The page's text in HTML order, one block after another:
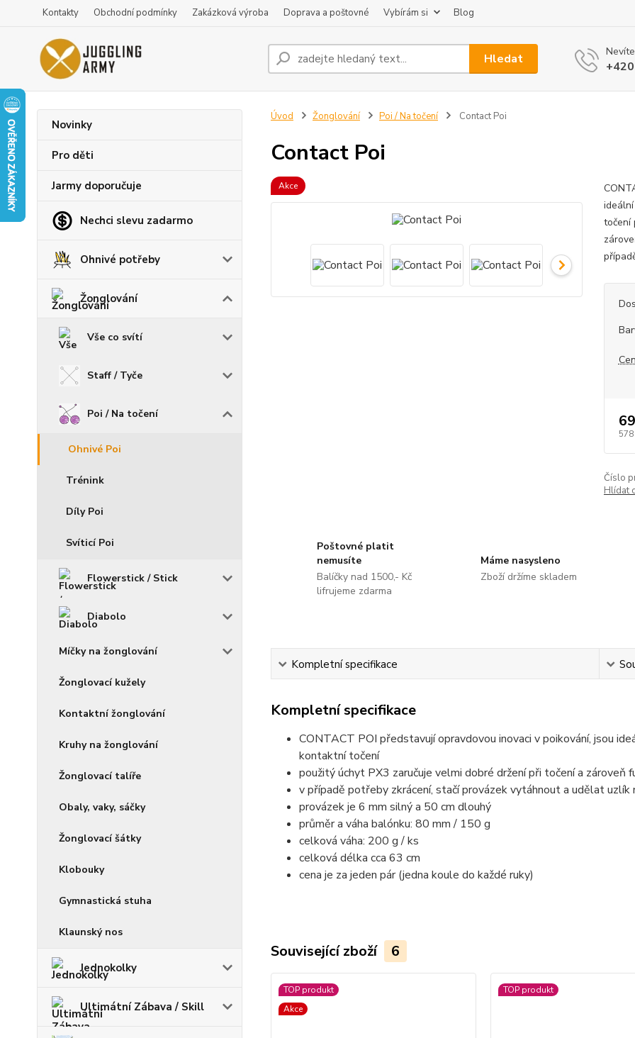
Kontakty Obchodní podmínky Zakázková výroba Doprava a poštovné Vybírám si Blog
Hledat
Novinky
Pro děti
Jarmy doporučuje
Nechci slevu zadarmo
Ohnivé potřeby
Žonglování
Vše co svítí
Staff / Tyče
Poi / Na točení
Ohnivé Poi
Trénink
Díly Poi
Svíticí Poi
Flowerstick / Stick
Diabolo
Míčky na žonglování
Žonglovací kužely
Kontaktní žonglování
Kruhy na žonglování
Žonglovací talíře
Obaly, vaky, sáčky
Žonglovací šátky
Klobouky
Gymnastická stuha
Klaunský nos
Jednokolky
Ultimátní Zábava / Skill
Úvod Žonglování Poi / Na točení Contact Poi
Contact Poi
Akce
točení
578
Číslo
Hlídat
Poštovné platit
nemusíte
Balíčky nad 1500,- Kč
lifrujeme zdarma
Máme nasysleno
Zboží držíme skladem
Kompletní specifikace
Kompletní specifikace
CONTACT POI představují opravdovou inovaci v poikování, jsou
kontaktní točení
použitý úchyt PX3 zaručuje velmi dobré držení při točení a
v případě potřeby zkrácení, stačí provázek vytáhnout a udělat
provázek je 6 mm silný a 50 cm dlouhý
průměr a váha balónku: 80 mm / 150 g
celková váha: 200 g / ks
celková délka cca 63 cm
cena je za jeden pár (jedna koule do každé ruky)
Související zboží 6
TOP produkt
Akce
TOP produkt